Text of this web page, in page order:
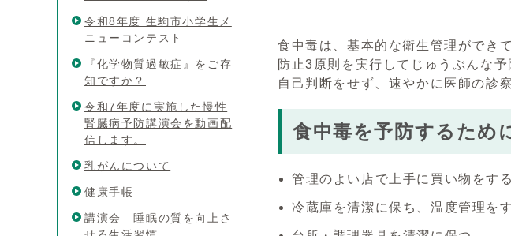
食中毒は、基本的な衛生管理ができ
防止3原則を実行してじゅうぶんな
自己判断をせず、速やかに医師の診
食中毒を予防するため
管理のよい店で上手に買い物をする
冷蔵庫を清潔に保ち、温度管理をす
令和8年度 生駒市小学生メ
ニューコンテスト
『化学物質過敏症』をご存
知ですか？
令和7年度に実施した慢性
腎臓病予防講演会を動画配
信します。
乳がんについて
健康手帳
講演会 睡眠の質を向上さ